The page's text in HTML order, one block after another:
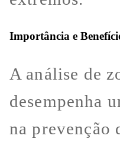
Importância e
A análise de
desempenha
na prevenção